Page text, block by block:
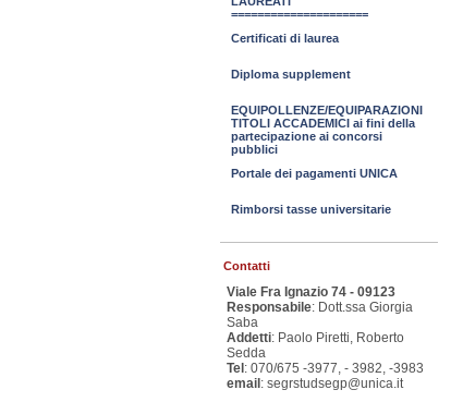
=====================
Certificati di laurea
Diploma supplement
EQUIPOLLENZE/EQUIPARAZIONI
TITOLI ACCADEMICI ai fini della
partecipazione ai concorsi
pubblici
Portale dei pagamenti UNICA
Rimborsi tasse universitarie
Contatti
Viale Fra Ignazio 74 - 09123
Responsabile: Dott.ssa Giorgia
Saba
Addetti: Paolo Piretti, Roberto
Sedda
Tel : 070/675 -3977, - 3982, -3983
email : segrstudsegp@unica.it